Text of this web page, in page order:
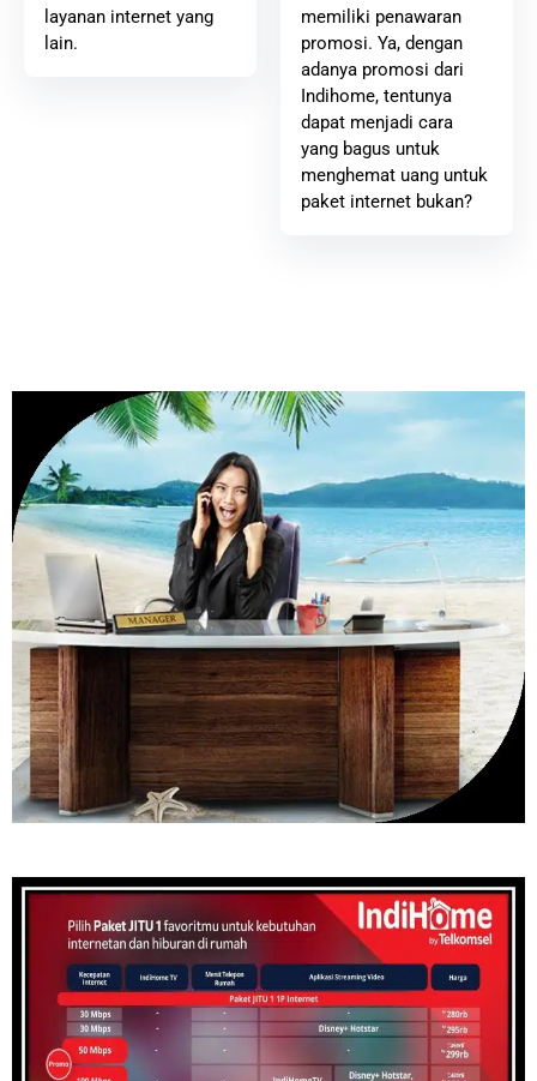
layanan internet yang
lain.
memiliki penawaran
promosi. Ya, dengan
adanya promosi dari
Indihome, tentunya
dapat menjadi cara
yang bagus untuk
menghemat uang untuk
paket internet bukan?